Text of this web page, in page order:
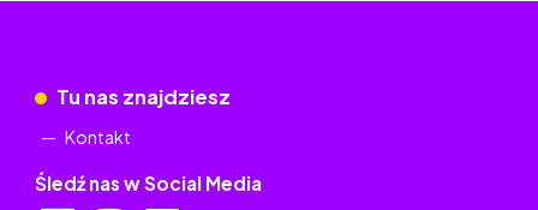
Tu nas znajdziesz
Kontakt
Śledź nas w Social Media